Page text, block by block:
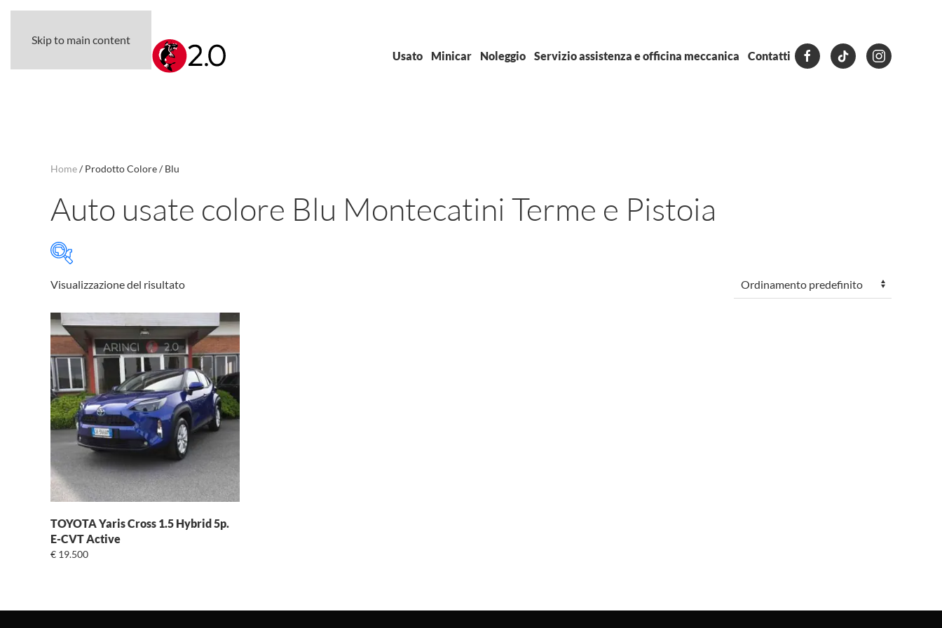
Skip to main content
Usato
Minicar Noleggio Servizio assistenza e officina meccanica Contatti
Home/ Prodotto Colore / Blu
Auto usate colore Blu Montecatini Terme e Pistoia
Cilindrata
Cavalli
Consumo (l/100km)
Dimensione
Visualizzazione del risultato
TOYOTA Yaris Cross 1.5 Hybrid 5p.
E-CVT Active
€ 19.500